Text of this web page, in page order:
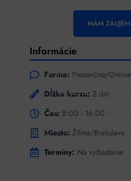
MÁM ZÁUJEM
Informácie
Forma: Prezenčne/Online
Dĺžka kurzu: 2 dni
Čas: 8:00 - 16:00
Miesto: Žilina/Bratislava
Termíny: Na vyžiadanie